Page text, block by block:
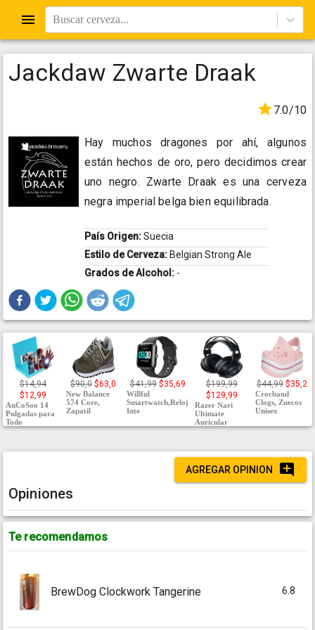
Buscar cerveza...
Jackdaw Zwarte Draak
7.0/10
Hay muchos dragones por ahí, algunos
están hechos de oro, pero decidimos crear
uno negro. Zwarte Draak es una cerveza
negra imperial belga bien equilibrada.
País Origen:Suecia
Estilo de Cerveza: Belgian Strong Ale
Grados de Alcohol: -
$14,94
$12,99
AnCoSoo 14
Pulgadas para
Todo
$90,0 $63,0
New Balance
574 Core,
Zapatil
$41,99 $35,69
Willful
Smartwatch,Reloj
Inte
$199,99
$129,99
Razer Nari
Ultimate
Auricular
$44,99 $35,2
Crocband
Clogs, Zuecos
Unisex
AGREGAR OPINION
Opiniones
Te recomendamos
BrewDog Clockwork Tangerine 6.8